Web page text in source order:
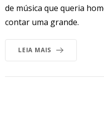
de música que queria
contar uma grande.
LEIA MAIS